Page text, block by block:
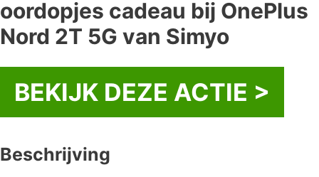
oordopjes cadeau bij OnePlus
Nord 2T 5G van Simyo
BEKIJK DEZE ACTIE >
Beschrijving